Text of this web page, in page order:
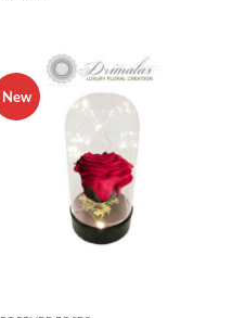
New